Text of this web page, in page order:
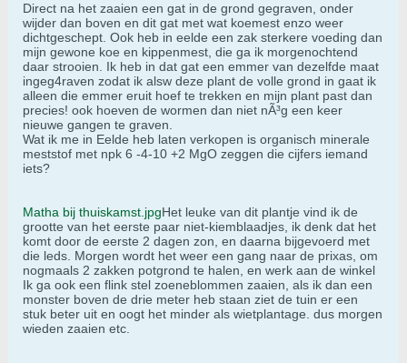
Direct na het zaaien een gat in de grond gegraven, onder
wijder dan boven en dit gat met wat koemest enzo weer
dichtgeschept. Ook heb in eelde een zak sterkere voeding dan
mijn gewone koe en kippenmest, die ga ik morgenochtend
daar strooien. Ik heb in dat gat een emmer van dezelfde maat
ingeg4raven zodat ik alsw deze plant de volle grond in gaat ik
alleen die emmer eruit hoef te trekken en mijn plant past dan
precies! ook hoeven de wormen dan niet nÃ³g een keer
nieuwe gangen te graven.
Wat ik me in Eelde heb laten verkopen is organisch minerale
meststof met npk 6 -4-10 +2 MgO zeggen die cijfers iemand
iets?
Matha bij thuiskamst.jpgHet leuke van dit plantje vind ik de
grootte van het eerste paar niet-kiemblaadjes, ik denk dat het
komt door de eerste 2 dagen zon, en daarna bijgevoerd met
die leds. Morgen wordt het weer een gang naar de prixas, om
nogmaals 2 zakken potgrond te halen, en werk aan de winkel
Ik ga ook een flink stel zoeneblommen zaaien, als ik dan een
monster boven de drie meter heb staan ziet de tuin er een
stuk beter uit en oogt het minder als wietplantage. dus morgen
wieden zaaien etc.